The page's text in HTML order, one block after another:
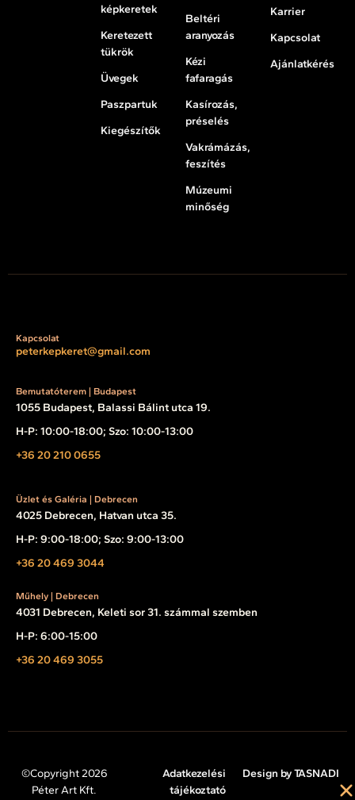
képkeretek
Keretezett
tükrök
Üvegek
Paszpartuk
Kiegészítők
Beltéri
aranyozás
Kézi
fafaragás
Kasírozás,
préselés
Vakrámázás,
feszítés
Múzeumi
minőség
Karrier
Kapcsolat
Ajánlatkérés
Kapcsolat
peterkepkeret@gmail.com
Bemutatóterem | Budapest
1055 Budapest, Balassi Bálint utca 19.
H-P: 10:00-18:00; Szo: 10:00-13:00
+36 20 210 0655
Üzlet és Galéria | Debrecen
4025 Debrecen, Hatvan utca 35.
H-P: 9:00-18:00; Szo: 9:00-13:00
+36 20 469 3044
Műhely | Debrecen
4031 Debrecen, Keleti sor 31. számmal szemben
H-P: 6:00-15:00
+36 20 469 3055
©Copyright 2026
Péter Art Kft.
Adatkezelési
tájékoztató
Design by TASNADI